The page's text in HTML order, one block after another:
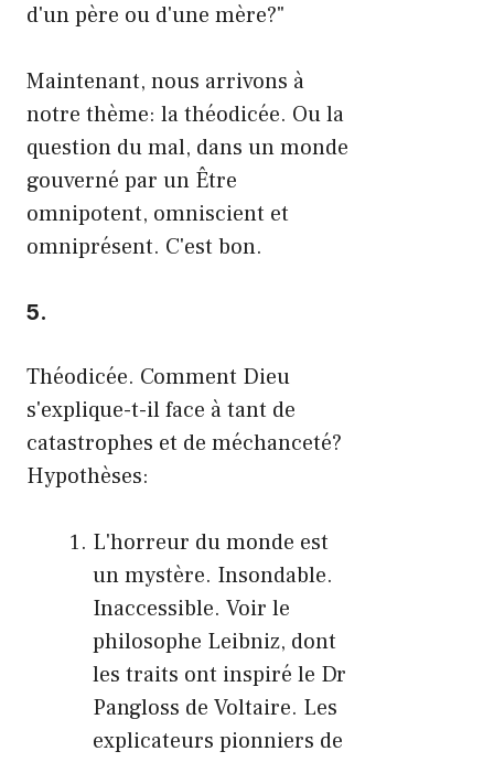
d'un père ou d'une mère?"
Maintenant, nous arrivons à
notre thème: la théodicée. Ou la
question du mal, dans un monde
gouverné par un Être
omnipotent, omniscient et
omniprésent. C'est bon.
5.
Théodicée. Comment Dieu
s'explique-t-il face à tant de
catastrophes et de méchanceté?
Hypothèses:
L'horreur du monde est
un mystère. Insondable.
Inaccessible. Voir le
philosophe Leibniz, dont
les traits ont inspiré le Dr
Pangloss de Voltaire. Les
explicateurs pionniers de